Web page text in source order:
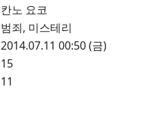
칸노 요코
범죄, 미스테리
2014.07.11 00:50 (금)
15
11